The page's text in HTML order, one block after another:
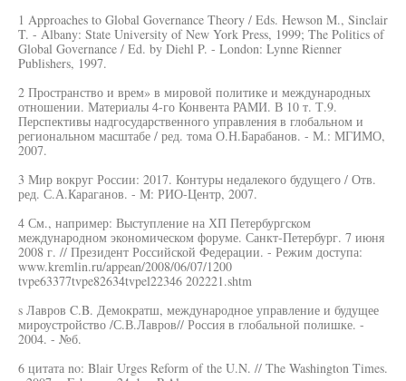
1 Approaches to Global Governance Theory / Eds. Hewson M., Sinclair
T. - Albany: State University of New York Press, 1999; The Politics of
Global Governance / Ed. by Diehl P. - London: Lynne Rienner
Publishers, 1997.
2 Пространство и врем» в мировой политике и международных
отношении. Материалы 4-го Конвента РАМИ. В 10 т. Т.9.
Перспективы надгосударственного управления в глобальном и
региональном масштабе / ред. тома О.Н.Барабанов. - М.: МГИМО,
2007.
3 Мир вокруг России: 2017. Контуры недалекого будущего / Отв.
ред. С.А.Караганов. - М: РИО-Центр, 2007.
4 См., например: Выступление на ХП Петербургском
международном экономическом форуме. Санкт-Петербург. 7 июня
2008 г. // Президент Российской Федерации. - Режим доступа:
www.kremlin.ru/appean/2008/06/07/1200
tvpe63377tvpe82634tvpel22346 202221.shtm
s Лавров C.B. Демократш, международное управление и будущее
мироустройство /С.В.Лавров// Россия в глобальной полишке. -
2004. - №б.
6 цитата no: Blair Urges Reform of the U.N. // The Washington Times.